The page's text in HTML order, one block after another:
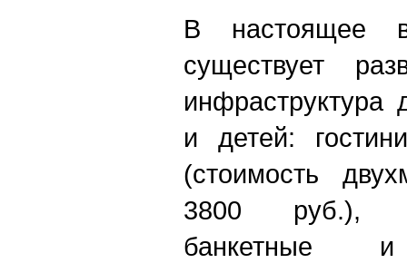
В настоящее
существует
инфраструктура
и детей:
(стоимость
3800 руб.),
банкетные и